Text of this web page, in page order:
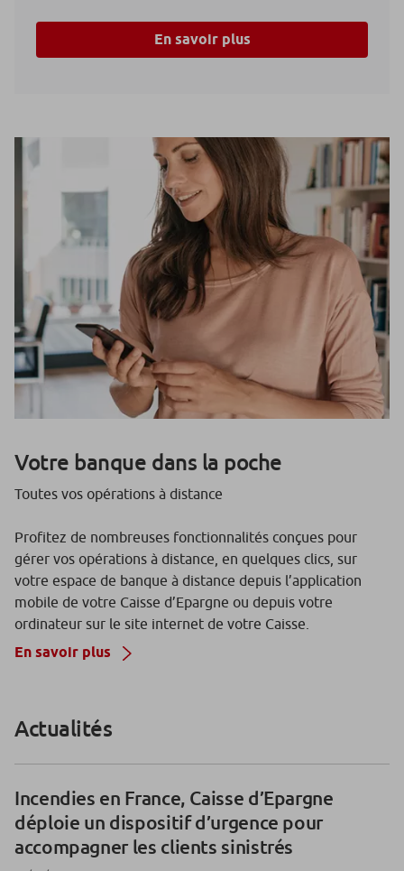
En savoir plus
Votre banque dans la poche
Toutes vos opérations à distance
Profitez de nombreuses fonctionnalités conçues pour
gérer vos opérations à distance, en quelques clics, sur
votre espace de banque à distance depuis l’application
mobile de votre Caisse d’Epargne ou depuis votre
ordinateur sur le site internet de votre Caisse.
En savoir plus
Actualités
Incendies en France, Caisse d’Epargne
déploie un dispositif d’urgence pour
accompagner les clients sinistrés